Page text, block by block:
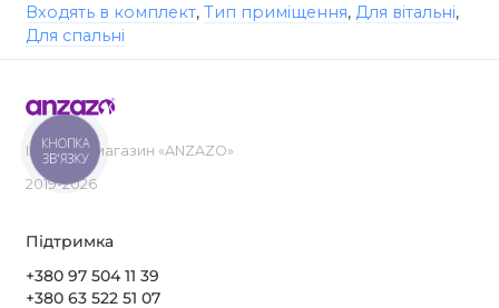
Входять в комплект, Тип приміщення, Для вітальні,
Для спальні
Інтернет-магазин «ANZAZO»
2019-2026
Підтримка
+380 97 504 11 39
+380 63 522 51 07
КНОПКА
ЗВ'ЯЗКУ